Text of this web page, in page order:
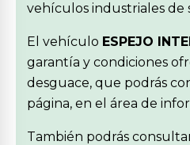
vehículos industriales de
El vehículo ESPEJO
garantía y condiciones
desguace, que podrás
página, en el área de
También podrás